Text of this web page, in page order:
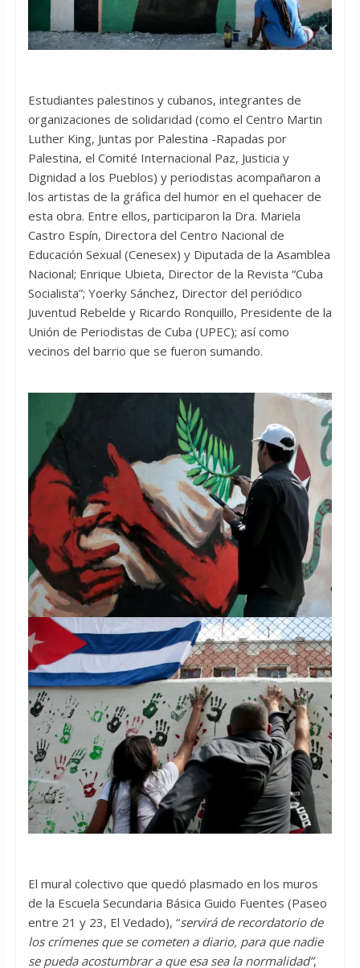
Estudiantes palestinos y cubanos, integrantes de
organizaciones de solidaridad (como el Centro Martin
Luther King, Juntas por Palestina -Rapadas por
Palestina, el Comité Internacional Paz, Justicia y
Dignidad a los Pueblos) y periodistas acompañaron a
los artistas de la gráfica del humor en el quehacer de
esta obra. Entre ellos, participaron la Dra. Mariela
Castro Espín, Directora del Centro Nacional de
Educación Sexual (Cenesex) y Diputada de la Asamblea
Nacional; Enrique Ubieta, Director de la Revista “Cuba
Socialista”; Yoerky Sánchez, Director del periódico
Juventud Rebelde y Ricardo Ronquillo, Presidente de la
Unión de Periodistas de Cuba (UPEC); así como
vecinos del barrio que se fueron sumando.
El mural colectivo que quedó plasmado en los muros
de la Escuela Secundaria Básica Guido Fuentes (Paseo
entre 21 y 23, El Vedado), “servirá de recordatorio de
los crímenes que se cometen a diario, para que nadie
se pueda acostumbrar a que esa sea la normalidad”,